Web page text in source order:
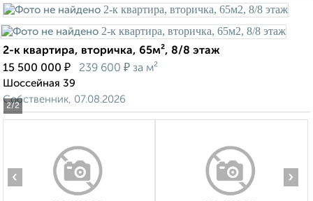
2/2
2-к квартира, вторичка, 65м², 8/8 этаж
15 500 000 ₽ 239 600 ₽ за м²
Шоссейная 39
Собственник, 07.08.2026
‹ ›